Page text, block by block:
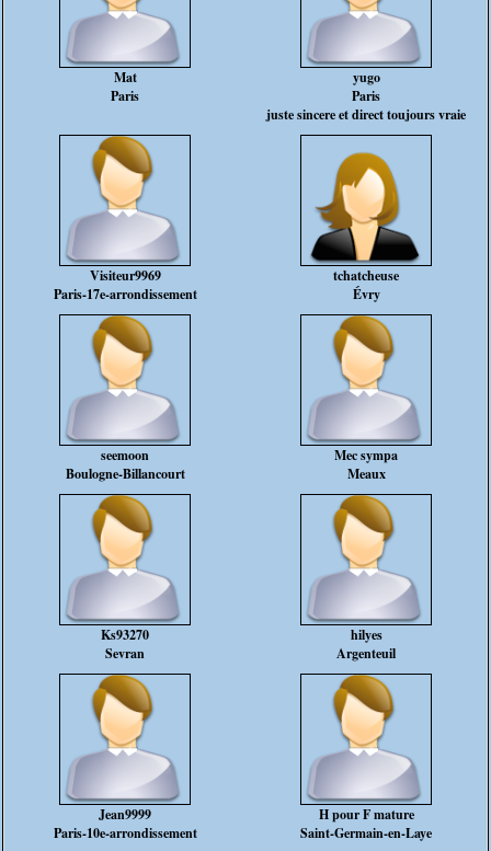
Mat
Paris
yugo
Paris
juste sincere et direct toujours vraie
Visiteur9969
Paris-17e-arrondissement
tchatcheuse
Évry
seemoon
Boulogne-Billancourt
Mec sympa
Meaux
Ks93270
Sevran
hilyes
Argenteuil
Jean9999
Paris-10e-arrondissement
H pour F mature
Saint-Germain-en-Laye